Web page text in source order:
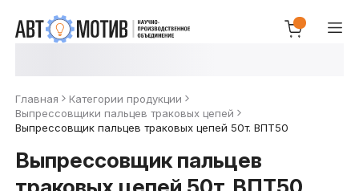
Главная
Категории продукции
Выпрессовщики пальцев траковых цепей
Выпрессовщик пальцев траковых цепей 50т. ВПТ50
Выпрессовщик пальцев